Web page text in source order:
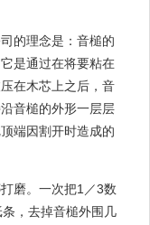
的理念是：音槌的
是通过在将要粘在
在木芯上之后，音
音槌的外形一层层
端因割开时造成的
磨。一次把1／3数
，去掉音槌外围几